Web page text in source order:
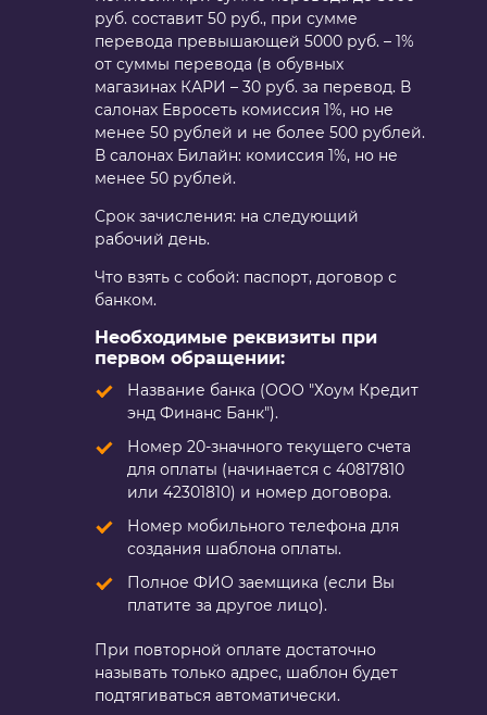
руб. составит 50 руб., при сумме
перевода превышающей 5000 руб. – 1%
от суммы перевода (в обувных
магазинах КАРИ – 30 руб. за перевод. В
салонах Евросеть комиссия 1%, но не
менее 50 рублей и не более 500 рублей.
В салонах Билайн: комиссия 1%, но не
менее 50 рублей.
Срок зачисления: на следующий
рабочий день.
Что взять с собой: паспорт, договор с
банком.
Необходимые реквизиты при
первом обращении:
Название банка (ООО "Хоум Кредит
энд Финанс Банк").
Номер 20-значного текущего счета
для оплаты (начинается с 40817810
или 42301810) и номер договора.
Номер мобильного телефона для
создания шаблона оплаты.
Полное ФИО заемщика (если Вы
платите за другое лицо).
При повторной оплате достаточно
называть только адрес, шаблон будет
подтягиваться автоматически.